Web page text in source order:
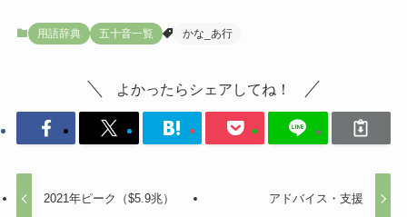
用語辞典 五十音一覧 かな_あ行
よかったらシェアしてね！
2021年ピーク（$5.9兆） アドバイス・支援